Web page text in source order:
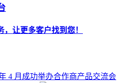
让更多客户找到您！
4 月成功举办合作商产品交流会